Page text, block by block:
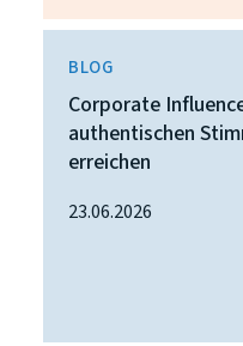
BLOG
Corporate
authentischen
erreichen
23.06.2026